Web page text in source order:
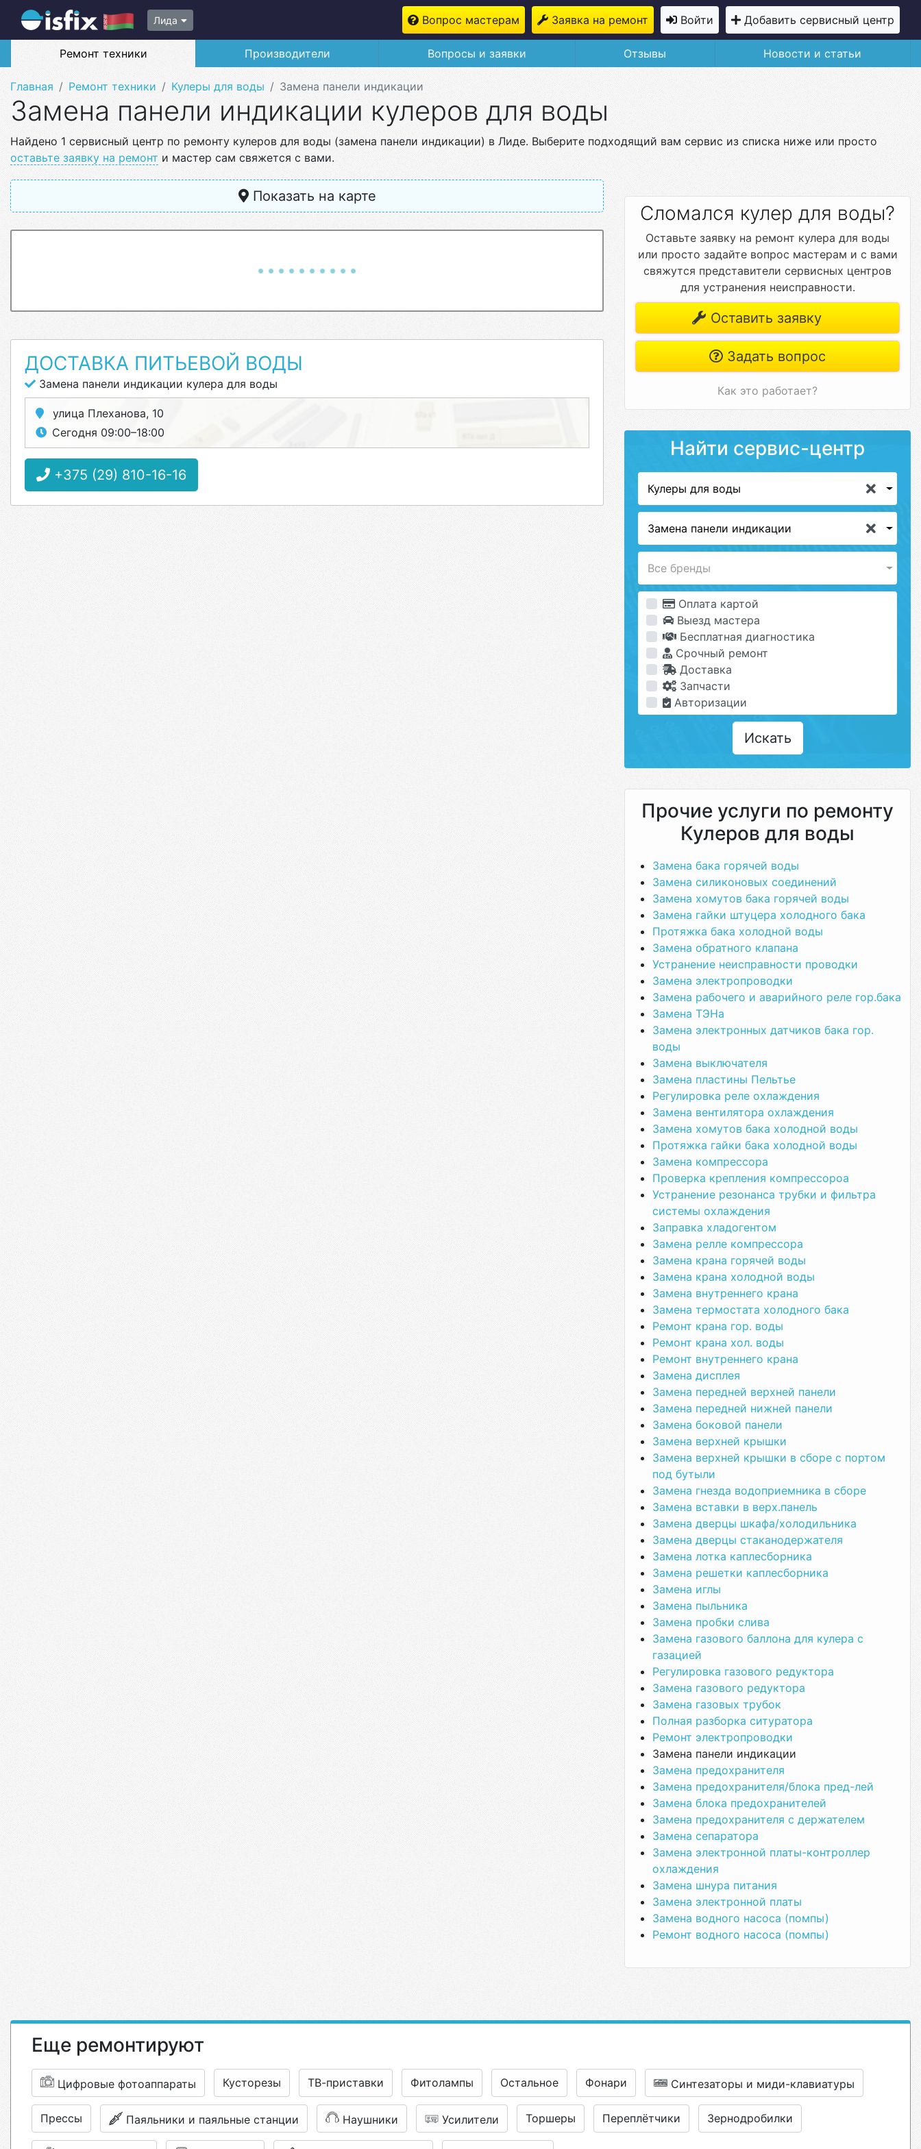
Лида Вопрос мастерам Заявка на ремонт Войти Добавить сервисный центр
Ремонт техники Производители Вопросы и заявки Отзывы Новости и статьи
Главная Ремонт техники Кулеры для воды Замена панели индикации
Замена панели индикации кулеров для воды
Найдено 1 сервисный центр по ремонту кулеров для воды (замена панели индикации) в Лиде. Выберите подходящий вам сервис из списка ниже или просто
оставьте заявку на ремонт и мастер сам свяжется с вами.
Показать на карте
ДОСТАВКА ПИТЬЕВОЙ ВОДЫ
Замена панели индикации кулера для воды
улица Плеханова, 10
Сегодня 09:00–18:00
+375 (29) 810-16-16
Сломался кулер для воды?
Оставьте заявку на ремонт кулера для воды
или просто задайте вопрос мастерам и с вами
свяжутся представители сервисных центров
для устранения неисправности.
Оставить заявку
Задать вопрос
Как это работает?
Найти сервис-центр
Кулеры для воды
Замена панели индикации
Все бренды
Оплата картой
Выезд мастера
Бесплатная диагностика
Срочный ремонт
Доставка
Запчасти
Авторизации
Искать
Прочие услуги по ремонту
Кулеров для воды
Замена бака горячей воды
Замена силиконовых соединений
Замена хомутов бака горячей воды
Замена гайки штуцера холодного бака
Протяжка бака холодной воды
Замена обратного клапана
Устранение неисправности проводки
Замена электропроводки
Замена рабочего и аварийного реле гор.бака
Замена ТЭНа
Замена электронных датчиков бака гор.
воды
Замена выключателя
Замена пластины Пельтье
Регулировка реле охлаждения
Замена вентилятора охлаждения
Замена хомутов бака холодной воды
Протяжка гайки бака холодной воды
Замена компрессора
Проверка крепления компрессороа
Устранение резонанса трубки и фильтра
системы охлаждения
Заправка хладогентом
Замена релле компрессора
Замена крана горячей воды
Замена крана холодной воды
Замена внутреннего крана
Замена термостата холодного бака
Ремонт крана гор. воды
Ремонт крана хол. воды
Ремонт внутреннего крана
Замена дисплея
Замена передней верхней панели
Замена передней нижней панели
Замена боковой панели
Замена верхней крышки
Замена верхней крышки в сборе с портом
под бутыли
Замена гнезда водоприемника в сборе
Замена вставки в верх.панель
Замена дверцы шкафа/холодильника
Замена дверцы стаканодержателя
Замена лотка каплесборника
Замена решетки каплесборника
Замена иглы
Замена пыльника
Замена пробки слива
Замена газового баллона для кулера с
газацией
Регулировка газового редуктора
Замена газового редуктора
Замена газовых трубок
Полная разборка ситуратора
Ремонт электропроводки
Замена панели индикации
Замена предохранителя
Замена предохранителя/блока пред-лей
Замена блока предохранителей
Замена предохранителя с держателем
Замена сепаратора
Замена электронной платы-контроллер
охлаждения
Замена шнура питания
Замена электронной платы
Замена водного насоса (помпы)
Ремонт водного насоса (помпы)
Еще ремонтируют
Цифровые фотоаппараты Кусторезы ТВ-приставки Фитолампы Остальное Фонари Синтезаторы и миди-клавиатуры
Прессы Паяльники и паяльные станции Наушники Усилители Торшеры Переплётчики Зернодробилки